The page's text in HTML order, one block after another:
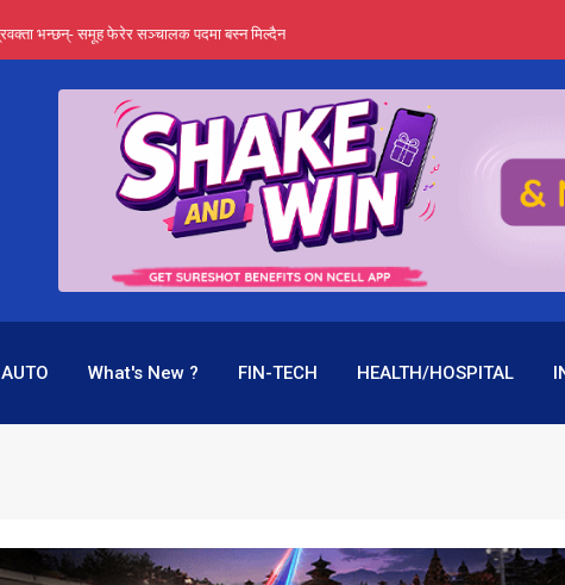
भन्छन्- समूह फेरेर सञ्चालक पदमा बस्न मिल्दैन
एउटै पदमा दुई थरि तलब, वर्षमै ९२ हजार घाटा !
२० प्रतिशत लाभांश दिने क्षमता
बनेर निरन्तर, राष्ट्र बैंक किन मौन ?
AUTO What's New ? FIN-TECH HEALTH/HOSPITAL